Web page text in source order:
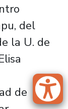
del
la U. de
de